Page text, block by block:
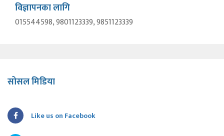
विज्ञापनका लागि
015544598, 9801123339, 9851123339
सोसल मिडिया
Like us on Facebook